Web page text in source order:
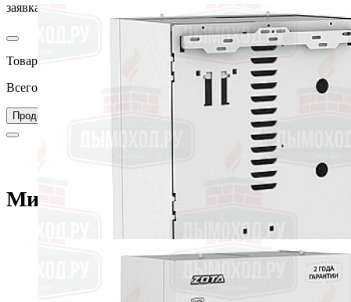
заявка успешно отправлена
Товар добавлен в корзину
Всего товаров в вашей корзине –
Продолжить покупки Перейти в корзину
Миникотельная ZOTA MK-X 18
Миникотельная ZOTA MK-X 18